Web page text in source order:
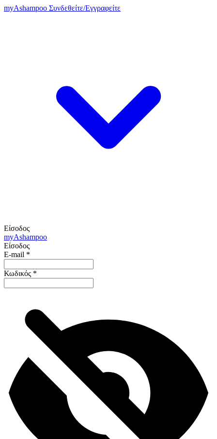
myAshampoo Συνδεθείτε/Εγγραφείτε
Είσοδος
myAshampoo
Είσοδος
E-mail *
Κωδικός *